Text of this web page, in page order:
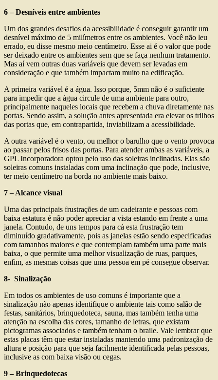
6 – Desníveis entre ambientes
Um dos grandes desafios da acessibilidade é conseguir garantir um
desnível máximo de 5 milímetros entre os ambientes. Você não leu
errado, eu disse mesmo meio centímetro. Esse ai é o valor que pode
ser deixado entre os ambientes sem que se faça nenhum tratamento.
Mas aí vem outras duas variáveis que devem ser levadas em
consideração e que também impactam muito na edificação.
A primeira variável é a água. Isso porque, 5mm não é o suficiente
para impedir que a água circule de uma ambiente para outro,
principalmente naqueles locais que recebem a chuva diretamente nas
portas. Sendo assim, a solução antes apresentada era elevar os trilhos
das portas que, em contrapartida, inviabilizam a acessibilidade.
A outra variável é o vento, ou melhor o barulho que o vento provoca
ao passar pelos frisos das portas. Para atender ambas as variáveis, a
GPL Incorporadora optou pelo uso das soleiras inclinadas. Elas são
soleiras comuns instaladas com uma inclinação que pode, inclusive,
ter meio centímetro na borda no ambiente mais baixo.
7 – Alcance visual
Uma das principais frustrações de um cadeirante e pessoas com
baixa estatura é não poder apreciar a vista estando em frente a uma
janela. Contudo, de uns tempos para cá esta frustração tem
diminuído gradativamente, pois as janelas estão sendo especificadas
com tamanhos maiores e que contemplam também uma parte mais
baixa, o que permite uma melhor visualização de ruas, parques,
enfim, as mesmas coisas que uma pessoa em pé consegue observar.
8- Sinalização
Em todos os ambientes de uso comuns é importante que a
sinalização não apenas identifique o ambiente tais como salão de
festas, sanitários, brinquedoteca, sauna, mas também tenha uma
atenção na escolha das cores, tamanho de letras, que existam
pictogramas associados e também tenham o braile. Vale lembrar que
estas placas têm que estar instaladas mantendo uma padronização de
altura e posição para que seja facilmente identificada pelas pessoas,
inclusive as com baixa visão ou cegas.
9 – Brinquedotecas